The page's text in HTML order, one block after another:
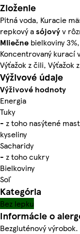
Zloženie
Pitná voda, Kuracie
repkový asójovýv
Mliečne bielkoviny
Koncentrovaný kurací
Výťažok z čili, Výťažok
Výživové údaje
Výživové hodnoty
Energia
Tuky
- z toho nasýtené
kyseliny
Sacharidy
- z toho cukry
Bielkoviny
Soľ
Kategória
Bez lepku
Informácie o
Bezgluténový